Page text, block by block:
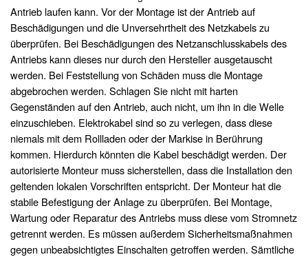
Antrieb laufen kann. Vor der Montage ist der Antrieb auf
Beschädigungen und die Unversehrtheit des Netzkabels zu
überprüfen. Bei Beschädigungen des Netzanschlusskabels des
Antriebs kann dieses nur durch den Hersteller ausgetauscht
werden. Bei Feststellung von Schäden muss die Montage
abgebrochen werden. Schlagen Sie nicht mit harten
Gegenständen auf den Antrieb, auch nicht, um ihn in die Welle
einzuschieben. Elektrokabel sind so zu verlegen, dass diese
niemals mit dem Rollladen oder der Markise in Berührung
kommen. Hierdurch könnten die Kabel beschädigt werden. Der
autorisierte Monteur muss sicherstellen, dass die Installation den
geltenden lokalen Vorschriften entspricht. Der Monteur hat die
stabile Befestigung der Anlage zu überprüfen. Bei Montage,
Wartung oder Reparatur des Antriebs muss diese vom Stromnetz
getrennt werden. Es müssen außerdem Sicherheitsmaßnahmen
gegen unbeabsichtigtes Einschalten getroffen werden. Sämtliche